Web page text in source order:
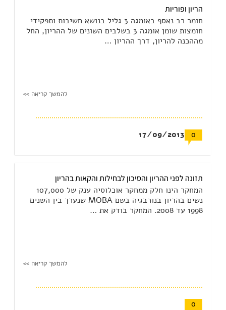
הריון ופוריות
חומר רב נאסף באומגה 3 גליל בנושא חשיבות ותפקידי
חומצות שומן אומגה 3 בשלבים השונים של ההריון, החל
מההכנה להריון, דרך ההריון …
להמשך קריאה >>
0
17/09/2013
תזונה לפני ההריון והסיכון לבחילות והקאות בהריון
המחקר הינו חלק ממחקר אוכלוסיה ענק של 107,000
נשים בהריון בנורבגיה בשם MOBA שנערך בין השנים
1998 עד 2008. המחקר בודק את …
להמשך קריאה >>
0